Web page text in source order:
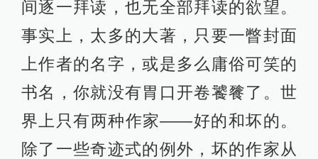
间逐一拜读，也无全部拜读的欲望。
事实上，太多的大著，只要一瞥封面
上作者的名字，或是多么庸俗可笑的
书名，你就没有胃口开卷饕餮了。世
界上只有两种作家——好的和坏的。
除了一些奇迹式的例外，坏的作家从